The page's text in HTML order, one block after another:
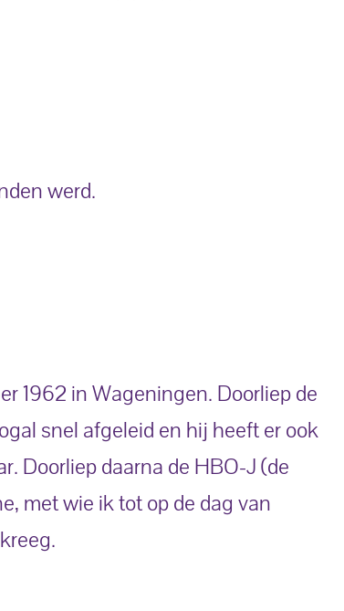
werd.
1962 in Wageningen. Doorliep de
snel afgeleid en hij heeft er ook
Doorliep daarna de HBO-J (de
met wie ik tot op de dag van